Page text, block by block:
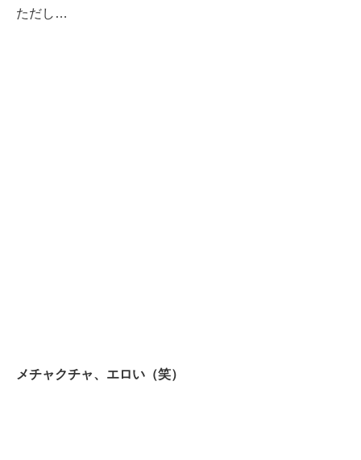
ただし…
メチャクチャ、エロい（笑）